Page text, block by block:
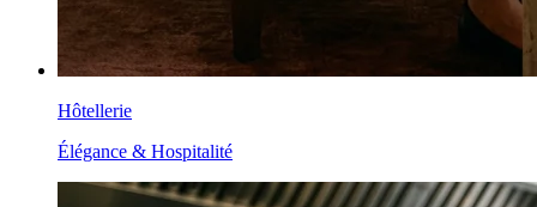
Hôtellerie
Élégance & Hospitalité